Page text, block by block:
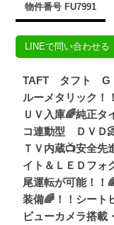
物件番号 FU7991
LINEで問い合わせる
TAFT タフト G
ルーメタリック！
ＵＶ入庫🌈純正タ
コ連動型 ＤＶＤ
ＴＶ内蔵📺安全先
イト＆ＬＥＤフォ
尾運転が可能！！
装備🌈！！シート
ビューカメラ搭載